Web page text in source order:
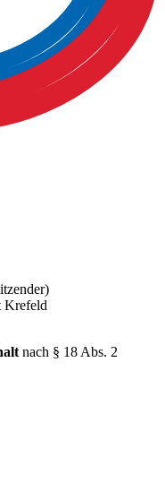
Krefeld
nach § 18 Abs. 2